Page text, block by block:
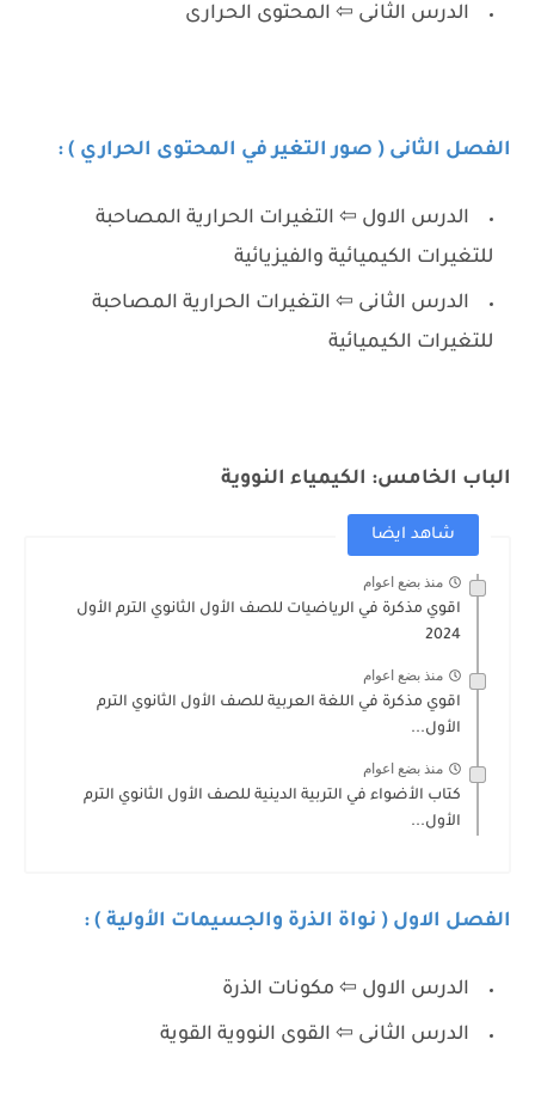
الدرس الثانى ⇦ المحتوى الحرارى
الفصل الثانى ( صور التغير في المحتوى الحراري ) :
الدرس الاول ⇦ التغيرات الحرارية المصاحبة
للتغيرات الكيميائية والفيزيائية
الدرس الثانى ⇦ التغيرات الحرارية المصاحبة
للتغيرات الكيميائية
الباب الخامس: الكيمياء النووية
شاهد ايضا
منذ بضع اعوام
اقوي مذكرة في الرياضيات للصف الأول الثانوي الترم الأول
2024
منذ بضع اعوام
اقوي مذكرة في اللغة العربية للصف الأول الثانوي الترم
الأول...
منذ بضع اعوام
كتاب الأضواء في التربية الدينية للصف الأول الثانوي الترم
الأول...
الفصل الاول ( نواة الذرة والجسيمات الأولية ) :
الدرس الاول ⇦ مكونات الذرة
الدرس الثانى ⇦ القوى النووية القوية